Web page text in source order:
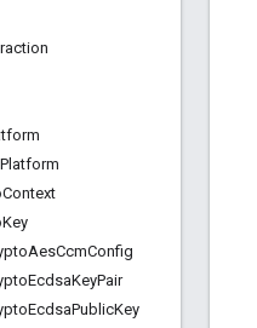
Context
Key
AesCcmConfig
EcdsaKeyPair
EcdsaPublicKey